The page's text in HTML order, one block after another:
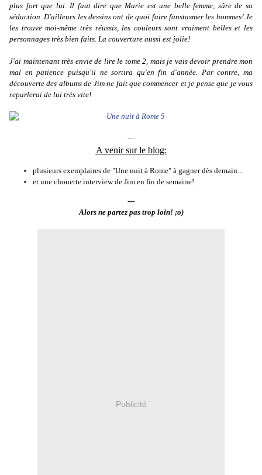
plus fort que lui. Il faut dire que Marie est une belle femme, sûre de sa
séduction. D'ailleurs les dessins ont de quoi faire fanstasmer les hommes! Je
les trouve moi-même très réussis, les couleurs sont vraiment belles et les
personnages très bien faits. La couverture aussi est jolie!
J'ai maintenant très envie de lire le tome 2, mais je vais devoir prendre mon
mal en patience puisqu'il ne sortira qu'en fin d'année. Par contre, ma
découverte des albums de Jim ne fait que commencer et je pense que je vous
reparlerai de lui très vite!
---
A venir sur le blog:
plusieurs exemplaires de "Une nuit à Rome" à gagner dès demain...
et une chouette interview de Jim en fin de semaine!
---
Alors ne partez pas trop loin! ;o)
Publicité